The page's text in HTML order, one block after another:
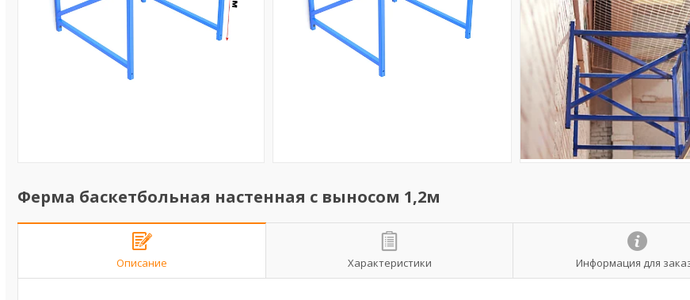
Ферма баскетбольная настенная с выносом 1,2м
Описание Характеристики Информация для